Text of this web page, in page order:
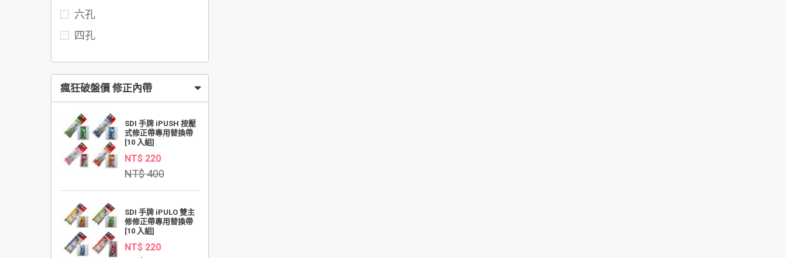
六孔
四孔
瘋狂破盤價 修正內帶
SDI 手牌 iPUSH 按壓
式修正帶專用替換帶
[10 入組]
NT$ 220
NT$ 400
SDI 手牌 iPULO 雙主
修修正帶專用替換帶
[10 入組]
NT$ 220